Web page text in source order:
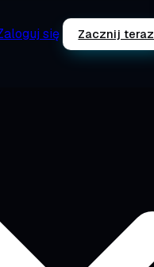
się Zacznij teraz